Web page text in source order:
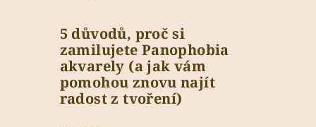
5 důvodů, proč si
zamilujete Panophobia
akvarely (a jak vám
pomohou znovu najít
radost z tvoření)